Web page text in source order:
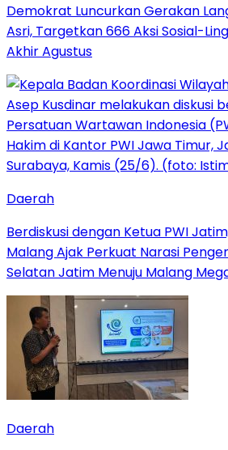
Demokrat Luncurkan Gerakan
Asri, Targetkan 666 Aksi Sosial-
Akhir Agustus
Daerah
Berdiskusi dengan Ketua PWI
Malang Ajak Perkuat Narasi
Selatan Jatim Menuju Malang
Daerah